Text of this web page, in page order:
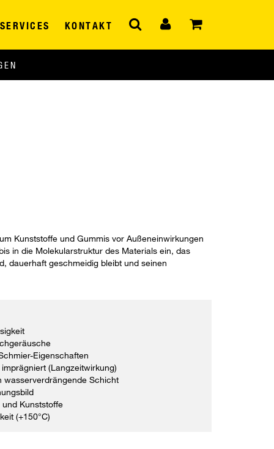
SERVICES KONTAKT
Kunststoffe und Gummis vor Außeneinwirkungen
in die Molekularstruktur des Materials ein, das
dauerhaft geschmeidig bleibt und seinen
Eigenschaften
(Langzeitwirkung)
wasserverdrängende Schicht
Kunststoffe
(+150°C)